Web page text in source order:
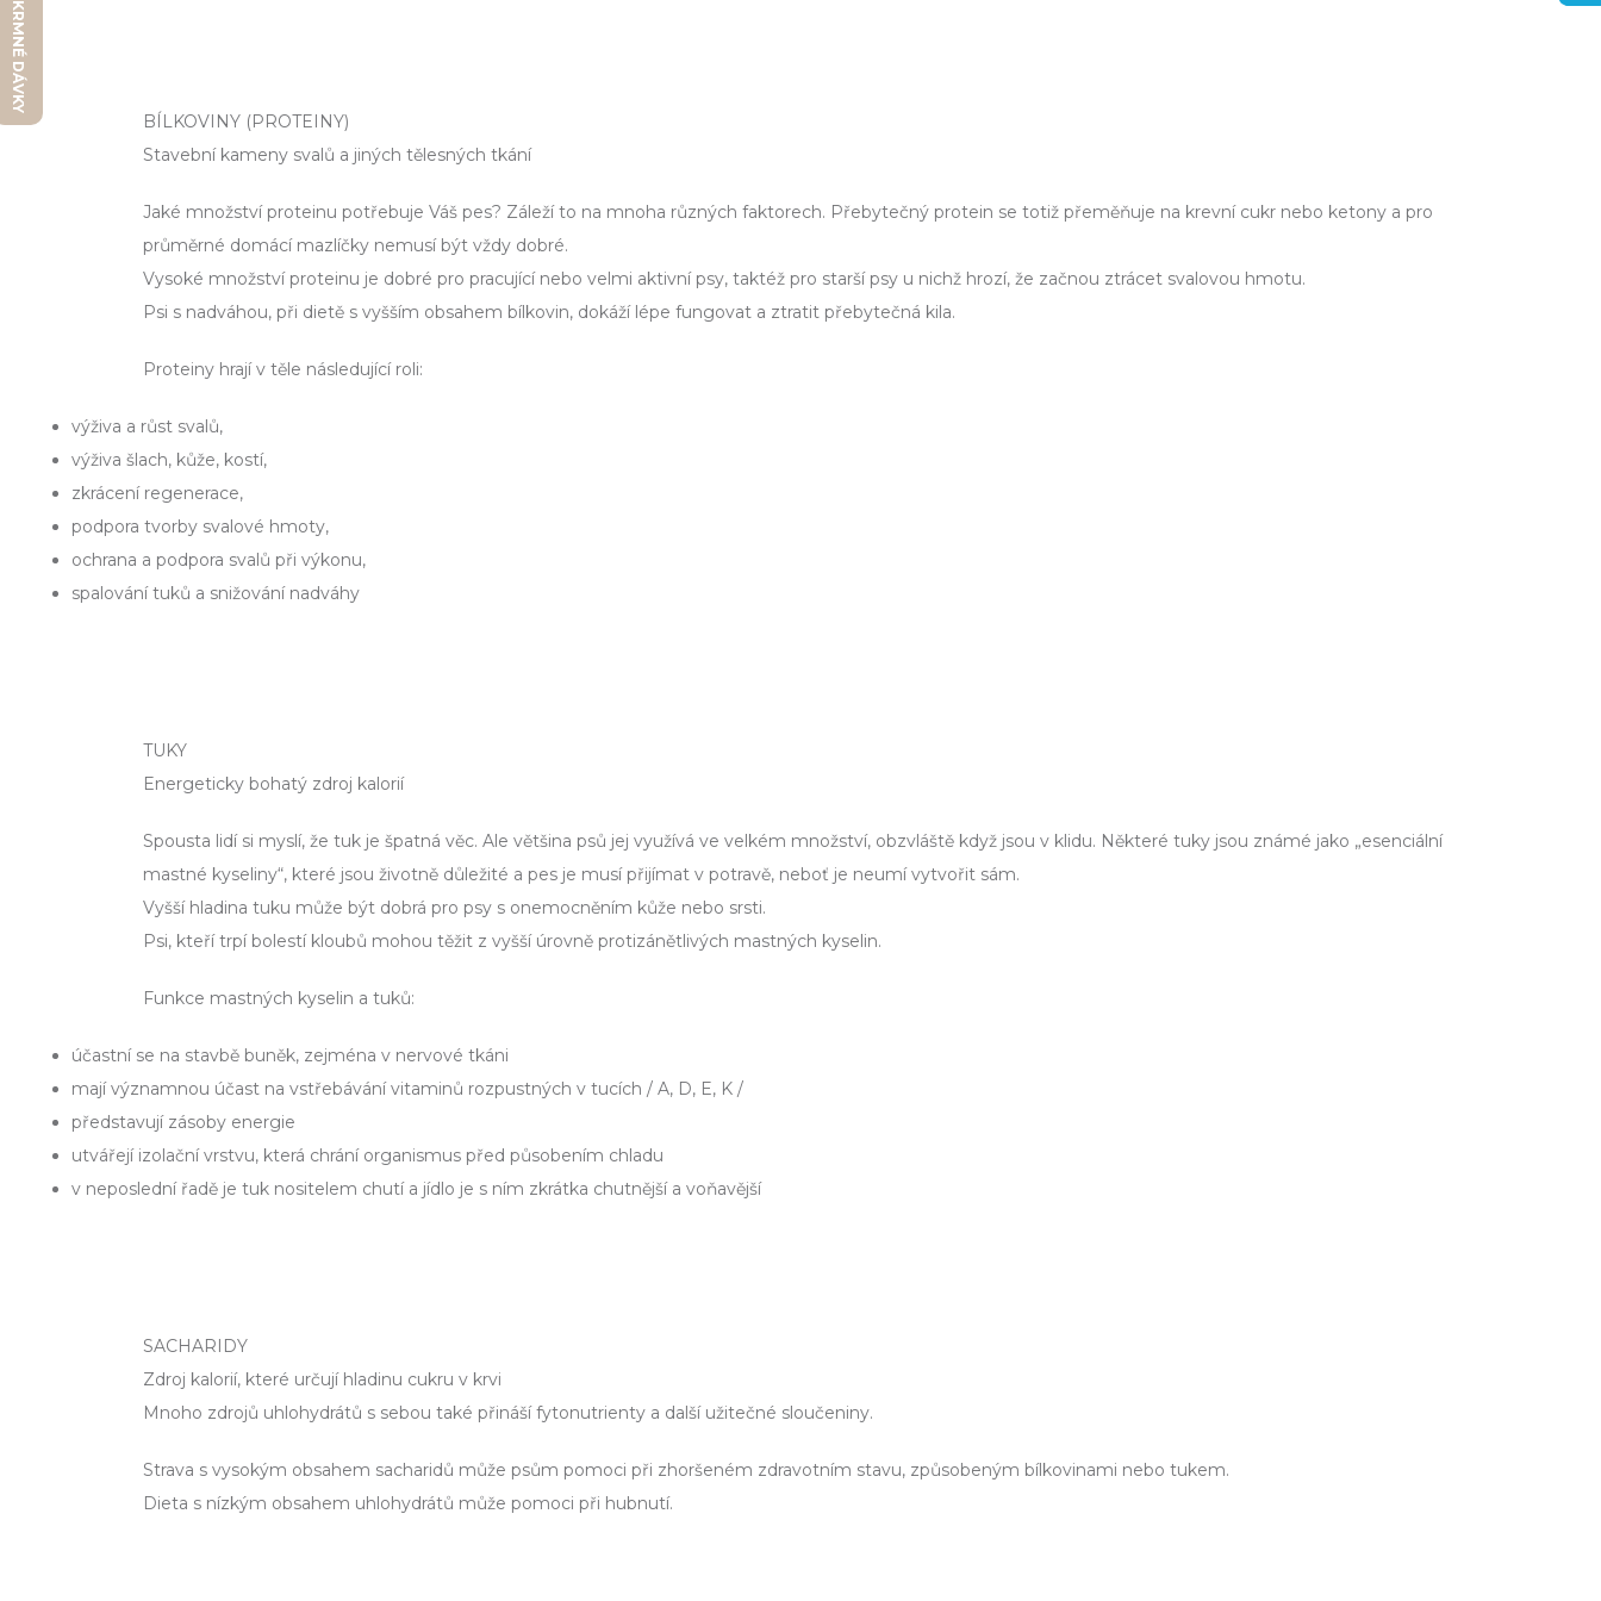
BÍLKOVINY (PROTEINY)
Stavební kameny svalů a jiných tělesných tkání
Jaké množství proteinu potřebuje Váš pes? Záleží to na mnoha různých faktorech. Přebytečný protein se totiž přeměňuje na krevní cukr nebo ketony a pro
průměrné domácí mazlíčky nemusí být vždy dobré.
Vysoké množství proteinu je dobré pro pracující nebo velmi aktivní psy, taktéž pro starší psy u nichž hrozí, že začnou ztrácet svalovou hmotu.
Psi s nadváhou, při dietě s vyšším obsahem bílkovin, dokáží lépe fungovat a ztratit přebytečná kila.
Proteiny hrají v těle následující roli:
výživa a růst svalů,
výživa šlach, kůže, kostí,
zkrácení regenerace,
podpora tvorby svalové hmoty,
ochrana a podpora svalů při výkonu,
spalování tuků a snižování nadváhy
TUKY
Energeticky bohatý zdroj kalorií
Spousta lidí si myslí, že tuk je špatná věc. Ale většina psů jej využívá ve velkém množství, obzvláště když jsou v klidu. Některé tuky jsou známé jako „esenciální
mastné kyseliny“, které jsou životně důležité a pes je musí přijímat v potravě, neboť je neumí vytvořit sám.
Vyšší hladina tuku může být dobrá pro psy s onemocněním kůže nebo srsti.
Psi, kteří trpí bolestí kloubů mohou těžit z vyšší úrovně protizánětlivých mastných kyselin.
Funkce mastných kyselin a tuků:
účastní se na stavbě buněk, zejména v nervové tkáni
mají významnou účast na vstřebávání vitaminů rozpustných v tucích / A, D, E, K /
představují zásoby energie
utvářejí izolační vrstvu, která chrání organismus před působením chladu
v neposlední řadě je tuk nositelem chutí a jídlo je s ním zkrátka chutnější a voňavější
SACHARIDY
Zdroj kalorií, které určují hladinu cukru v krvi
Mnoho zdrojů uhlohydrátů s sebou také přináší fytonutrienty a další užitečné sloučeniny.
Strava s vysokým obsahem sacharidů může psům pomoci při zhoršeném zdravotním stavu, způsobeným bílkovinami nebo tukem.
Dieta s nízkým obsahem uhlohydrátů může pomoci při hubnutí.